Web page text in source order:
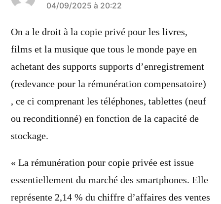
a
dit :
04/09/2025 à 20:22
On a le droit à la copie privé pour les livres,
films et la musique que tous le monde paye en
achetant des supports supports d’enregistrement
(redevance pour la rémunération compensatoire)
, ce ci comprenant les téléphones, tablettes (neuf
ou reconditionné) en fonction de la capacité de
stockage.
« La rémunération pour copie privée est issue
essentiellement du marché des smartphones. Elle
représente 2,14 % du chiffre d’affaires des ventes